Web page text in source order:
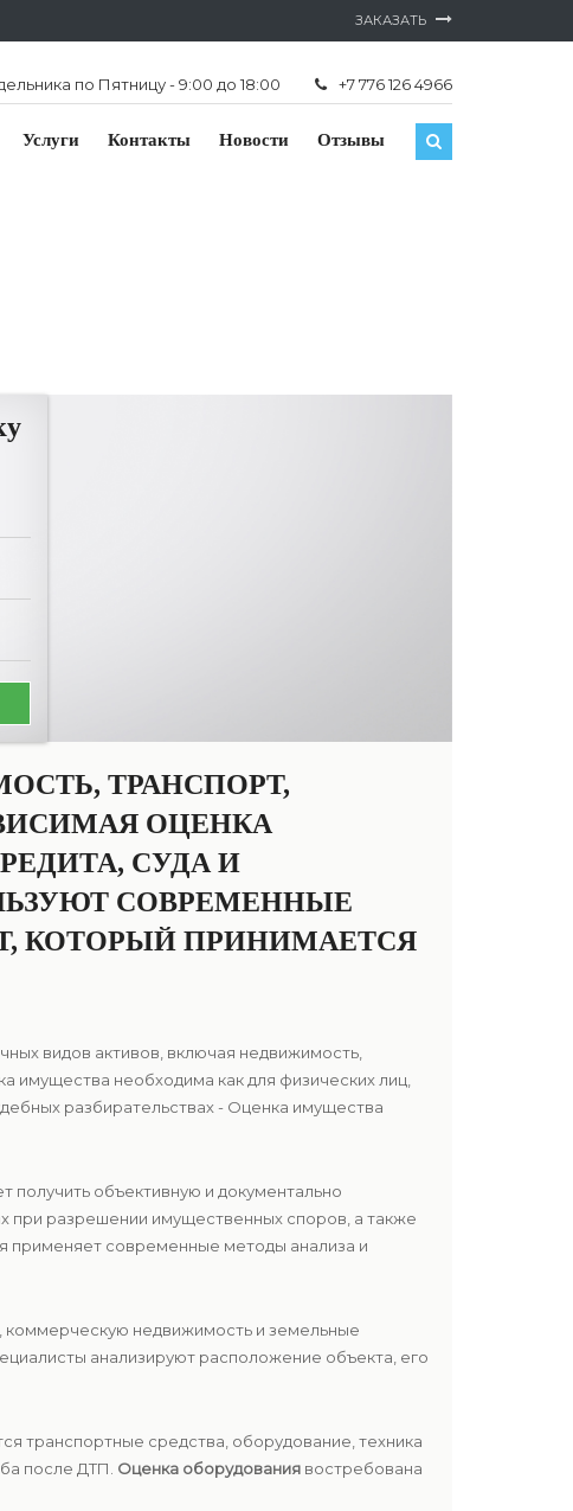
ЗАКАЗАТЬ
по Пятницу - 9:00 до 18:00 +7 776 126 4966
Услуги Контакты Новости Отзывы
ТРАНСПОРТ,
ОЦЕНКА
СУДА И
СОВРЕМЕННЫЕ
КОТОРЫЙ ПРИНИМАЕТСЯ
видов активов, включая недвижимость,
имущества необходима как для физических лиц,
разбирательствах - Оценка имущества
получить объективную и документально
при разрешении имущественных споров, а также
применяет современные методы анализа и
коммерческую недвижимость и земельные
анализируют расположение объекта, его
транспортные средства, оборудование, техника
после ДТП. Оценка оборудования востребована